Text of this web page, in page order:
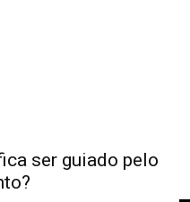
ser guiado pelo